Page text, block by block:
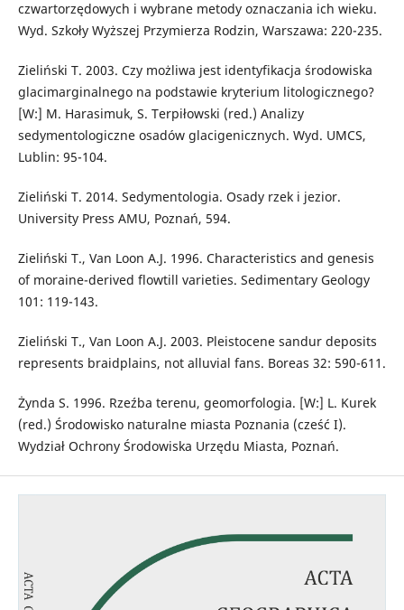
czwartorzędowych i wybrane metody oznaczania ich wieku.
Wyd. Szkoły Wyższej Przymierza Rodzin, Warszawa: 220-235.
Zieliński T. 2003. Czy możliwa jest identyfikacja środowiska
glacimarginalnego na podstawie kryterium litologicznego?
[W:] M. Harasimuk, S. Terpiłowski (red.) Analizy
sedymentologiczne osadów glacigenicznych. Wyd. UMCS,
Lublin: 95-104.
Zieliński T. 2014. Sedymentologia. Osady rzek i jezior.
University Press AMU, Poznań, 594.
Zieliński T., Van Loon A.J. 1996. Characteristics and genesis
of moraine-derived flowtill varieties. Sedimentary Geology
101: 119-143.
Zieliński T., Van Loon A.J. 2003. Pleistocene sandur deposits
represents braidplains, not alluvial fans. Boreas 32: 590-611.
Żynda S. 1996. Rzeźba terenu, geomorfologia. [W:] L. Kurek
(red.) Środowisko naturalne miasta Poznania (cześć I).
Wydział Ochrony Środowiska Urzędu Miasta, Poznań.